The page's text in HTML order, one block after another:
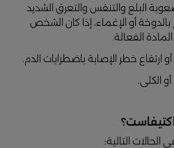
البلع والتنفس والتعرق الشديد
أو الإغماء، إذا كان الشخص
الفعالة.
ارتفاع خطر الإصابة باضطرابات الدم.
الكلى.
التالية: